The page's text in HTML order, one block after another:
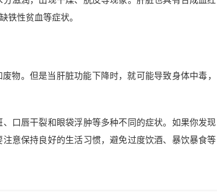
铁性贫血等症状。
物。但是当肝脏功能下降时，就可能导致身体中毒，
口唇干裂和眼袋浮肿等多种不同的症状。如果你发现
意保持良好的生活习惯，避免过度饮酒、暴饮暴食等